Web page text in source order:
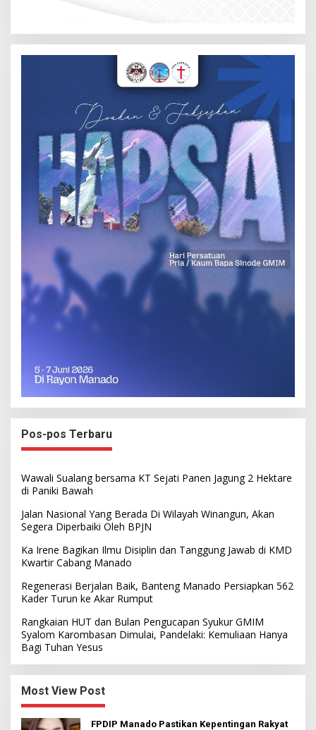
Pos-pos Terbaru
Wawali Sualang bersama KT Sejati Panen Jagung 2 Hektare
di Paniki Bawah
Jalan Nasional Yang Berada Di Wilayah Winangun, Akan
Segera Diperbaiki Oleh BPJN
Ka Irene Bagikan Ilmu Disiplin dan Tanggung Jawab di KMD
Kwartir Cabang Manado
Regenerasi Berjalan Baik, Banteng Manado Persiapkan 562
Kader Turun ke Akar Rumput
Rangkaian HUT dan Bulan Pengucapan Syukur GMIM
Syalom Karombasan Dimulai, Pandelaki: Kemuliaan Hanya
Bagi Tuhan Yesus
Most View Post
FPDIP Manado Pastikan Kepentingan Rakyat